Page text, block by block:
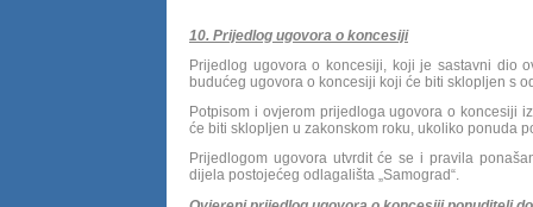
10. Prijedlog ugovora o koncesiji
Prijedlog ugovora o koncesiji, koji je sastavni dio
budućeg ugovora o koncesiji koji će biti sklopljen s
Potpisom i ovjerom prijedloga ugovora o koncesiji
će biti sklopljen u zakonskom roku, ukoliko ponuda
Prijedlogom ugovora utvrdit će se i pravila
dijela postojećeg odlagališta „Samograd“.